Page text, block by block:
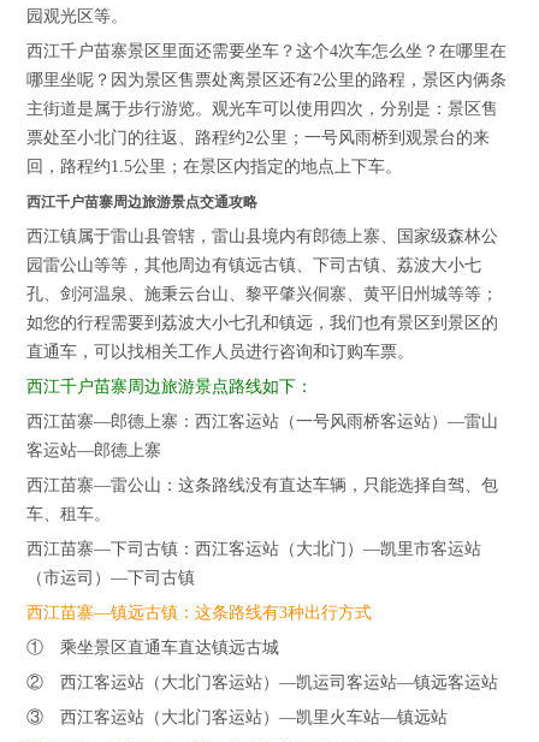
园观光区等。
西江千户苗寨景区里面还需要坐车？这个4次车怎么坐？在哪里在
哪里坐呢？因为景区售票处离景区还有2公里的路程，景区内俩条
主街道是属于步行游览。观光车可以使用四次，分别是：景区售
票处至小北门的往返、路程约2公里；一号风雨桥到观景台的来
回，路程约1.5公里；在景区内指定的地点上下车。
西江千户苗寨周边旅游景点交通攻略
西江镇属于雷山县管辖，雷山县境内有郎德上寨、国家级森林公
园雷公山等等，其他周边有镇远古镇、下司古镇、荔波大小七
孔、剑河温泉、施秉云台山、黎平肇兴侗寨、黄平旧州城等等；
如您的行程需要到荔波大小七孔和镇远，我们也有景区到景区的
直通车，可以找相关工作人员进行咨询和订购车票。
西江千户苗寨周边旅游景点路线如下：
西江苗寨—郎德上寨：西江客运站（一号风雨桥客运站）—雷山
客运站—郎德上寨
西江苗寨—雷公山：这条路线没有直达车辆，只能选择自驾、包
车、租车。
西江苗寨—下司古镇：西江客运站（大北门）—凯里市客运站
（市运司）—下司古镇
西江苗寨—镇远古镇：这条路线有3种出行方式
① 乘坐景区直通车直达镇远古城
② 西江客运站（大北门客运站）—凯运司客运站—镇远客运站
③ 西江客运站（大北门客运站）—凯里火车站—镇远站